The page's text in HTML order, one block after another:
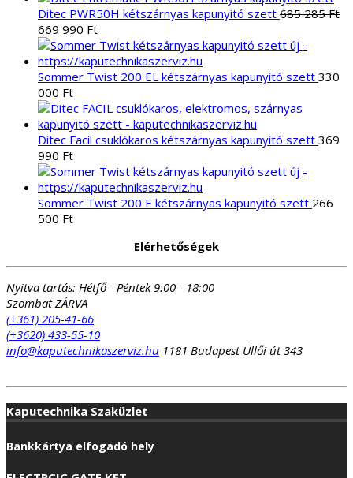
Ditec PWR50H kétszárnyas kapunyitó szett 685 285Ft
Original
price
was:
685
285 Ft.
669 990 FtCurrent
price
is:
669
Sommer Twist 200 EL kétszárnyas kapunyitó szett 330
000 Ft
Ditec Facil csuklókaros kétszárnyas kapunyitó szett 369
990 Ft
Sommer Twist 200 E kétszárnyas kapunyitó szett 266
500 Ft
Elérhetőségek
Nyitva tartás: Hétfő - Péntek 9:00 - 18:00
Szombat ZÁRVA
(+361) 205-41-66
(+3620) 433-55-10
info@kaputechnikaszerviz.hu 1181 Budapest Üllői út 343
Kaputechnika Szaküzlet
Bankkártya elfogadó hely